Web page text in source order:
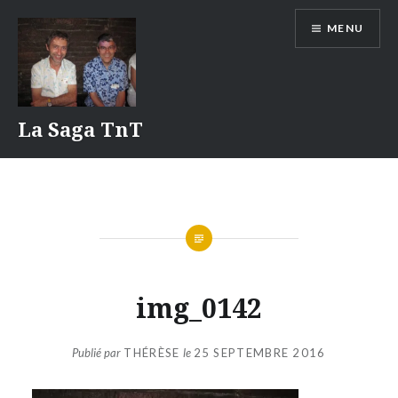
contenu
La Saga TnT
MENU
img_0142
Publié par THÉRÈSE le 25 SEPTEMBRE 2016